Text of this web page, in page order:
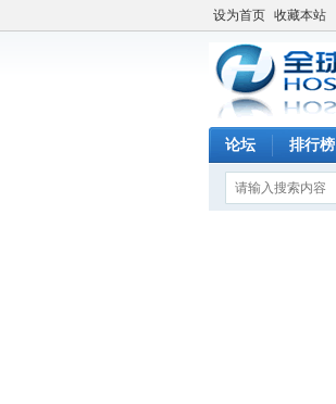
设为首页 收藏本站
论坛 排行榜